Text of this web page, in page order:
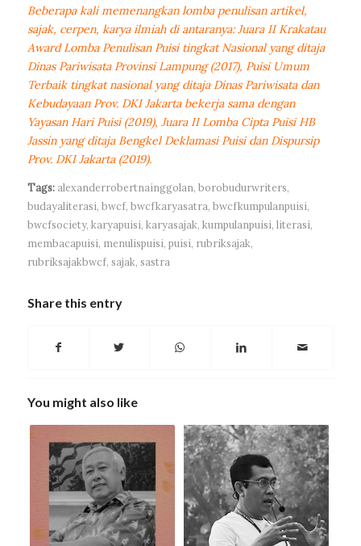
Beberapa kali memenangkan lomba penulisan artikel,
sajak, cerpen, karya ilmiah di antaranya: Juara II Krakatau
Award Lomba Penulisan Puisi tingkat Nasional yang ditaja
Dinas Pariwisata Provinsi Lampung (2017), Puisi Umum
Terbaik tingkat nasional yang ditaja Dinas Pariwisata dan
Kebudayaan Prov. DKI Jakarta bekerja sama dengan
Yayasan Hari Puisi (2019), Juara II Lomba Cipta Puisi HB
Jassin yang ditaja Bengkel Deklamasi Puisi dan Dispursip
Prov. DKI Jakarta (2019).
Tags: alexanderrobertnainggolan, borobudurwriters,
budayaliterasi, bwcf, bwcfkaryasatra, bwcfkumpulanpuisi,
bwcfsociety, karyapuisi, karyasajak, kumpulanpuisi, literasi,
membacapuisi, menulispuisi, puisi, rubriksajak,
rubriksajakbwcf, sajak, sastra
Share this entry
You might also like